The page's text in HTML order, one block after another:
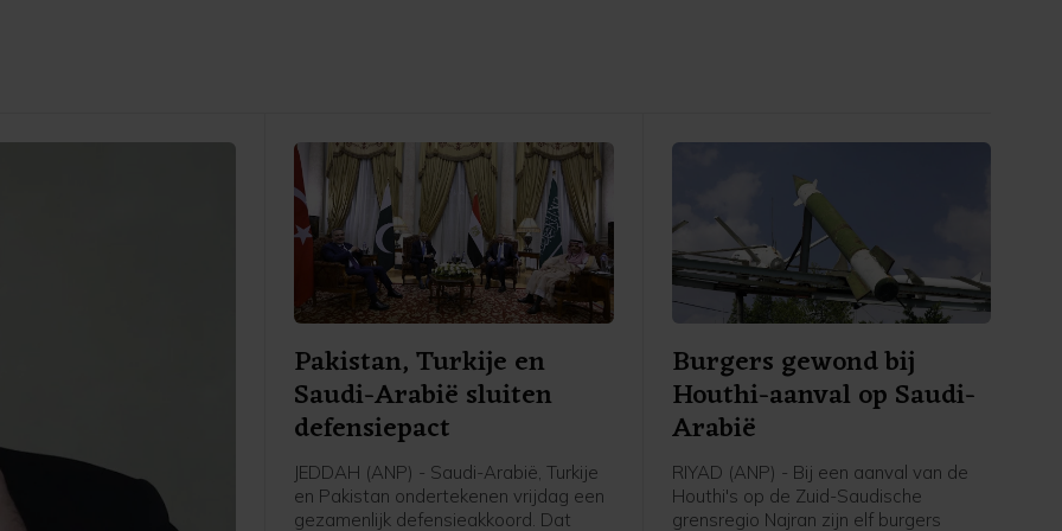
Pakistan, Turkije en
Saudi-Arabië sluiten
defensiepact
JEDDAH (ANP) - Saudi-Arabië, Turkije
en Pakistan ondertekenen vrijdag een
gezamenlijk defensieakkoord. Dat
Burgers gewond bij
Houthi-aanval op Saudi-
Arabië
RIYAD (ANP) - Bij een aanval van de
Houthi's op de Zuid-Saudische
grensregio Najran zijn elf burgers